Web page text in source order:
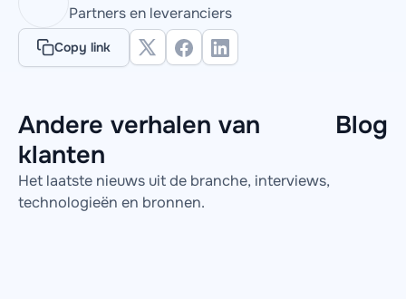
Partners en leveranciers
Copy link
Andere verhalen van
klanten
Blog
Het laatste nieuws uit de branche, interviews,
technologieën en bronnen.